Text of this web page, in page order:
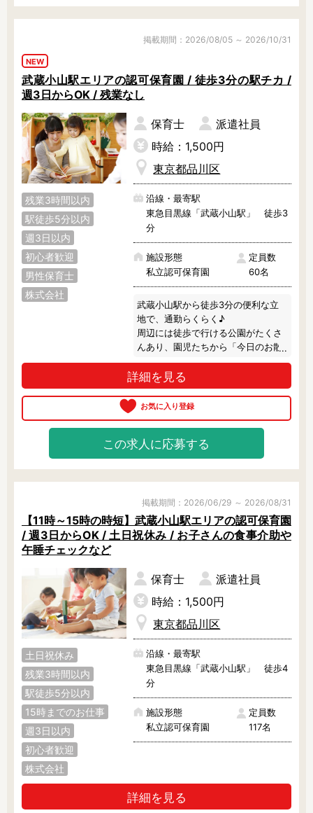
派遣スタッフさんも、定時できっち
掲載期間：2026/08/05 ～ 2026/10/31
NEW
武蔵小山駅エリアの認可保育園 / 徒歩3分の駅チカ /
週3日からOK / 残業なし
残業3時間以内
駅徒歩5分以内
週3日以内
初心者歓迎
男性保育士
株式会社
保育士
派遣社員
時給：1,500円
東京都品川区
沿線・最寄駅
東急目黒線「武蔵小山駅」 徒歩3
分
施設形態
私立認可保育園
定員数
60名
武蔵小山駅から徒歩3分の便利な立
地で、通勤らくらく♪
周辺には徒歩で行ける公園がたくさ
んあり、園児たちから「今日のお散
歩はどこ？」なんて聞かれることも
あるとか。
毎月1冊の絵本をベースに、製作やリ
ズム運動等の活動をしています。
食育活動にも力を入れていて、調理
室の前は園児たちのお気に入りスポ
ット♪
派遣スタッフさんも、定時できっち
気になる方はお気軽にご相談くださ
いね。
詳細を見る
この求人に応募する
掲載期間：2026/06/29 ～ 2026/08/31
【11時～15時の時短】武蔵小山駅エリアの認可保育園
/ 週3日からOK / 土日祝休み / お子さんの食事介助や
午睡チェックなど
土日祝休み
残業3時間以内
駅徒歩5分以内
15時までのお仕事
週3日以内
初心者歓迎
株式会社
保育士
派遣社員
時給：1,500円
東京都品川区
沿線・最寄駅
東急目黒線「武蔵小山駅」 徒歩4
分
施設形態
私立認可保育園
定員数
117名
詳細を見る